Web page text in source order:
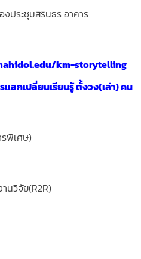
ประชุมสิรินธร อาคาร
km-storytelling
แลกเปลี่ยนเรียนรู้ ตั้งวง(เล่า) คน
พิเศษ)
นวิจัย(R2R)